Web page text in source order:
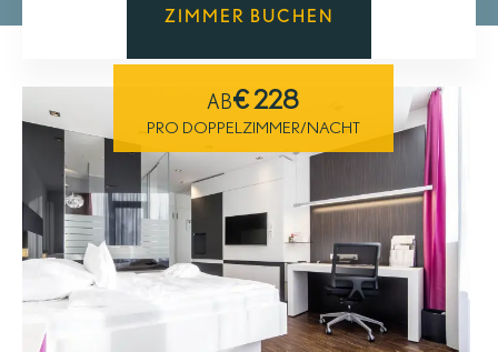
ZIMMER BUCHEN
AB€ 228
PRO DOPPELZIMMER/NACHT